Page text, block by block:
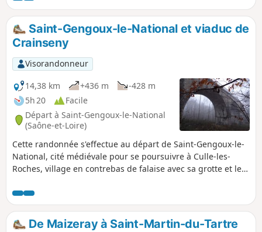
Saint-Gengoux-le-National et viaduc de
Crainseny
Visorandonneur
14,38 km
+436 m
-428 m
5h 20
Facile
Départ à Saint-Gengoux-le-National
(Saône-et-Loire)
Cette randonnée s'effectue au départ de Saint-Gengoux-le-
National, cité médiévale pour se poursuivre à Culle-les-
Roches, village en contrebas de falaise avec sa grotte et le
De Maizeray à Saint-Martin-du-Tartre